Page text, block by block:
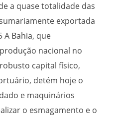
a quase totalidade das
exportada
A Bahia, que
nacional no
capital físico,
detém hoje o
e maquinários
o esmagamento e o